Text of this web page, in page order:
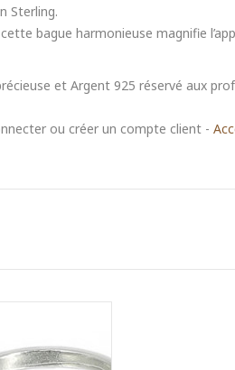
Sterling.
bague harmonieuse magnifie
et Argent 925 réservé aux
ou créer un compte client -